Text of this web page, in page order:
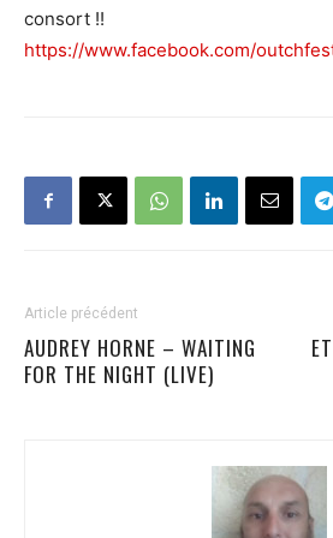
consort !!
https://www.facebook.com/
Article précédent
AUDREY HORNE – WAITING
FOR THE NIGHT (LIVE)